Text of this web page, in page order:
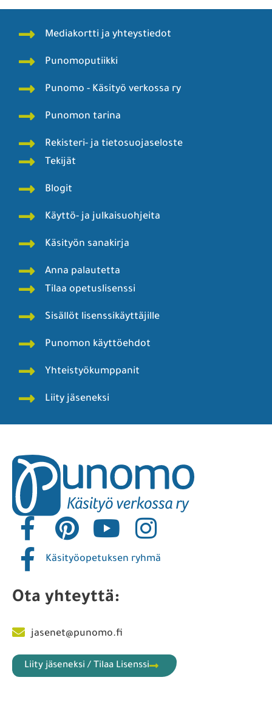
Mediakortti ja yhteystiedot
Punomoputiikki
Punomo - Käsityö verkossa ry
Punomon tarina
Rekisteri- ja tietosuojaseloste
Tekijät
Blogit
Käyttö- ja julkaisuohjeita
Käsityön sanakirja
Anna palautetta
Tilaa opetuslisenssi
Sisällöt lisenssikäyttäjille
Punomon käyttöehdot
Yhteistyökumppanit
Liity jäseneksi
Käsityöopetuksen ryhmä
Ota yhteyttä:
jasenet@punomo.fi
Liity jäseneksi / Tilaa Lisenssi